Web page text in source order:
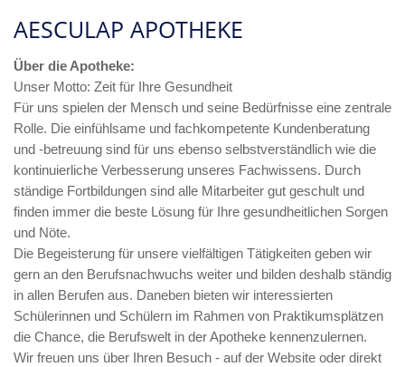
AESCULAP APOTHEKE
Über die Apotheke:
Unser Motto: Zeit für Ihre Gesundheit
Für uns spielen der Mensch und seine Bedürfnisse eine zentrale
Rolle. Die einfühlsame und fachkompetente Kundenberatung
und -betreuung sind für uns ebenso selbstverständlich wie die
kontinuierliche Verbesserung unseres Fachwissens. Durch
ständige Fortbildungen sind alle Mitarbeiter gut geschult und
finden immer die beste Lösung für Ihre gesundheitlichen Sorgen
und Nöte.
Die Begeisterung für unsere vielfältigen Tätigkeiten geben wir
gern an den Berufsnachwuchs weiter und bilden deshalb ständig
in allen Berufen aus. Daneben bieten wir interessierten
Schülerinnen und Schülern im Rahmen von Praktikumsplätzen
die Chance, die Berufswelt in der Apotheke kennenzulernen.
Wir freuen uns über Ihren Besuch - auf der Website oder direkt